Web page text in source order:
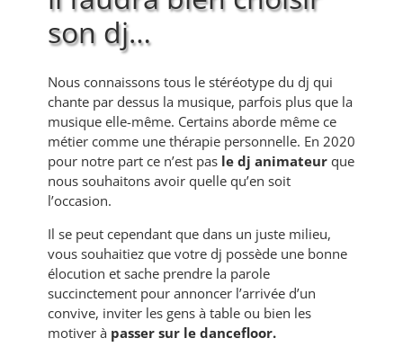
son dj…
Nous connaissons tous le stéréotype du dj qui
chante par dessus la musique, parfois plus que la
musique elle-même. Certains aborde même ce
métier comme une thérapie personnelle. En 2020
pour notre part ce n’est pas le dj animateurque
nous souhaitons avoir quelle qu’en soit
l’occasion.
Il se peut cependant que dans un juste milieu,
vous souhaitiez que votre dj possède une bonne
élocution et sache prendre la parole
succinctement pour annoncer l’arrivée d’un
convive, inviter les gens à table ou bien les
motiver à passer sur le dancefloor.